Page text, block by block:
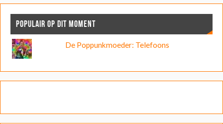
POPULAIR OP DIT MOMENT
De Poppunkmoeder: Telefoons